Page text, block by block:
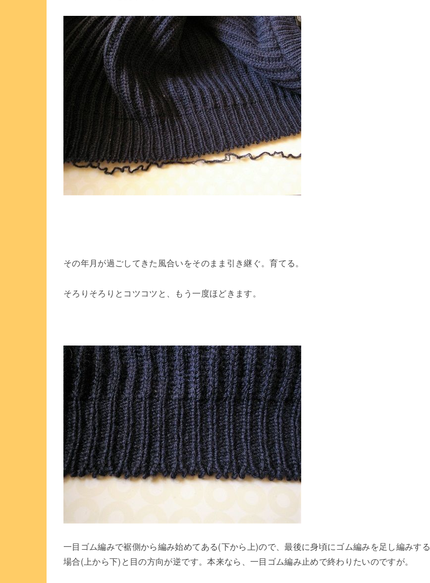
その年月が過ごしてきた風合いをそのまま引き継ぐ。育てる。
そろりそろりとコツコツと、もう一度ほどきます。
一目ゴム編みで裾側から編み始めてある(下から上)ので、最後に身頃にゴム編みを足し編みする
場合(上から下)と目の方向が逆です。本来なら、一目ゴム編み止めで終わりたいのですが。